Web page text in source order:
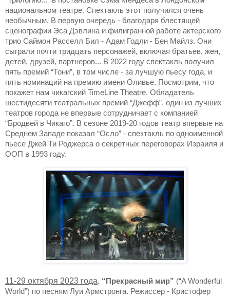
национальном театре. Спектакль этот получился очень
необычным. В первую очередь - благодаря блестящей
сценографии Эса Дэвлина и филигранной работе актерского
трио Саймон Расселл Бил - Адам Годли - Бен Майлз. Они
сыграли почти тридцать персонажей, включая братьев, жен,
детей, друзей, партнеров... В 2022 году спектакль получил
пять премий “Тони”, в том числе - за лучшую пьесу года, и
пять номинаций на премию имени Оливье. Посмотрим, что
покажет нам чикагский TimeLine Theatre. Обладатель
шестидесяти театральных премий “Джефф”, один из лучших
театров города не впервые сотрудничает с компанией
“Бродвей в Чикаго”. В сезоне 2019-20 годов театр впервые на
Среднем Западе показал “Осло” - спектакль по одноименной
пьесе Джей Ти Роджерса о секретных переговорах Израиля и
ООП в 1993 году.
11-29 октября 2023 года. “Прекрасный мир” (“A Wonderful
World”) по песням Луи Армстронга. Режиссер - Кристофер